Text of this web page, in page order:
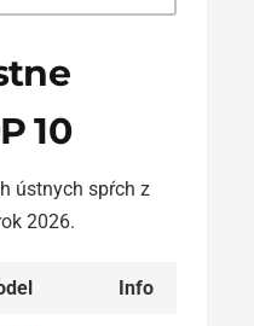
10
ústnych spŕch z
2026.
Info